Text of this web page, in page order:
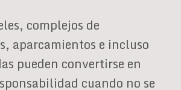
complejos de
aparcamientos e incluso
pueden convertirse en
cuando no se